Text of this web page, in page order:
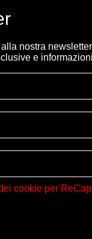
nostra
e
cookie per